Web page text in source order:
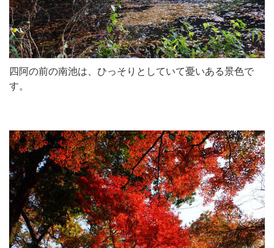
四阿の前の南池は、ひっそりとしていて憂いある景色で
す。